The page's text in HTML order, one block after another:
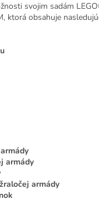
svojim sadám
ktorá obsahuje
armády
armády